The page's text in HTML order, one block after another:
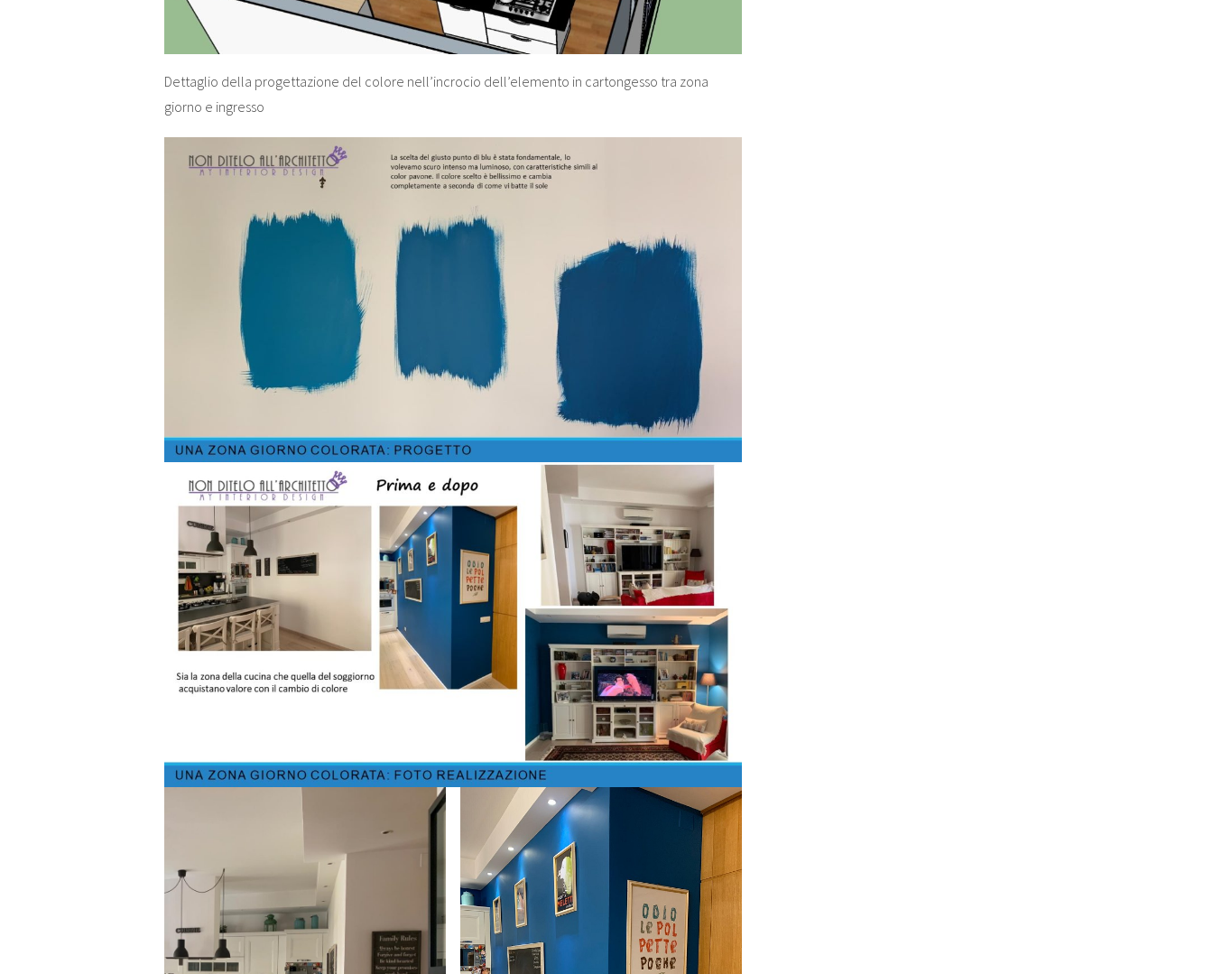
Dettaglio della progettazione del colore nell’incrocio dell’elemento in cartongesso tra zona
giorno e ingresso